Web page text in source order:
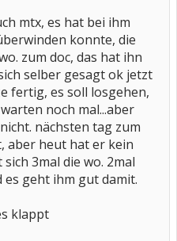
mtx, es hat bei ihm
konnte, die
zum doc, das hat ihn
selber gesagt ok jetzt
fertig, es soll losgehen,
noch mal...aber
nächsten tag zum
aber heut hat er kein
3mal die wo. 2mal
geht ihm gut damit.
klappt